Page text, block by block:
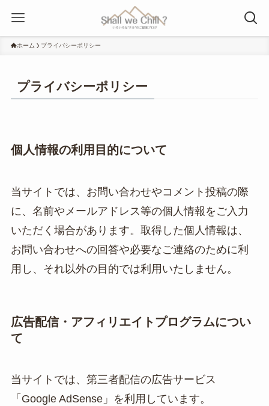
ホーム プライバシーポリシー
プライバシーポリシー
個人情報の利用目的について
当サイトでは、お問い合わせやコメント投稿の際
に、名前やメールアドレス等の個人情報をご入力
いただく場合があります。取得した個人情報は、
お問い合わせへの回答や必要なご連絡のために利
用し、それ以外の目的では利用いたしません。
広告配信・アフィリエイトプログラムについ
て
当サイトでは、第三者配信の広告サービス
「Google AdSense」を利用しています。